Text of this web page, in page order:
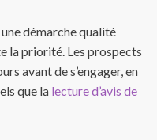
démarche qualité
la priorité. Les prospects
avant de s’engager, en
que la lecture d’avis de